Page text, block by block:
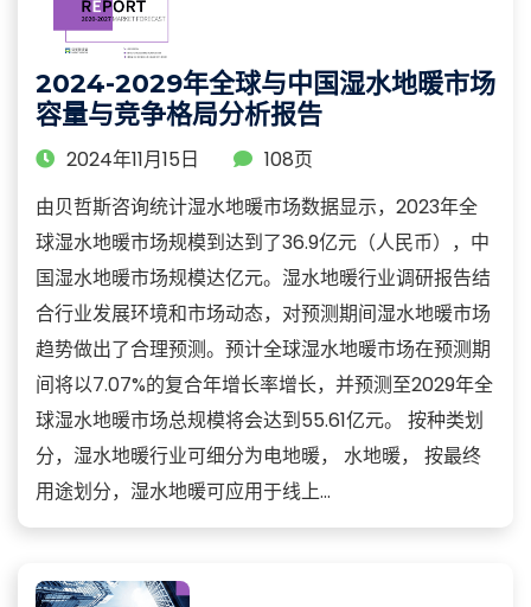
2024-2029年全球与中国湿水地暖市场
容量与竞争格局分析报告
2024年11月15日
108页
由贝哲斯咨询统计湿水地暖市场数据显示，2023年全
球湿水地暖市场规模到达到了36.9亿元（人民币），中
国湿水地暖市场规模达亿元。湿水地暖行业调研报告结
合行业发展环境和市场动态，对预测期间湿水地暖市场
趋势做出了合理预测。预计全球湿水地暖市场在预测期
间将以7.07%的复合年增长率增长，并预测至2029年全
球湿水地暖市场总规模将会达到55.61亿元。 按种类划
分，湿水地暖行业可细分为电地暖， 水地暖， 按最终
用途划分，湿水地暖可应用于线上...